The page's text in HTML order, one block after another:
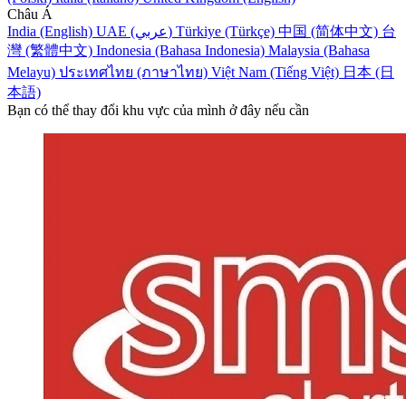
Châu Á
India (English)
UAE (عربي) Türkiye (Türkçe) 中国 (简体中文) 台
灣 (繁體中文) Indonesia (Bahasa Indonesia) Malaysia (Bahasa
Melayu) ประเทศไทย (ภาษาไทย) Việt Nam (Tiếng Việt) 日本 (日
本語)
Bạn có thể thay đổi khu vực của mình ở đây nếu cần